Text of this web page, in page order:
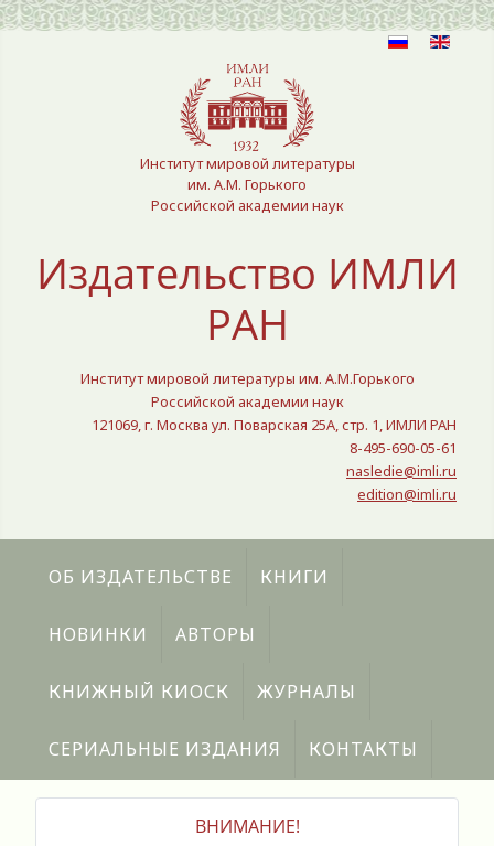
Выберите язык
Институт мировой литературы
им. А.М. Горького
Российской академии наук
Издательство ИМЛИ
РАН
Институт мировой литературы им. А.М.Горького
Российской академии наук
121069, г. Москва ул. Поварская 25A, стр. 1, ИМЛИ РАН
8-495-690-05-61
nasledie@imli.ru
edition@imli.ru
ОБ ИЗДАТЕЛЬСТВЕ КНИГИ
НОВИНКИ АВТОРЫ
КНИЖНЫЙ КИОСК ЖУРНАЛЫ
СЕРИАЛЬНЫЕ ИЗДАНИЯ КОНТАКТЫ
ВНИМАНИЕ!